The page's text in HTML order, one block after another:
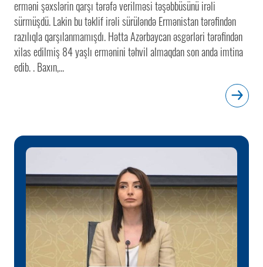
erməni şəxslərin qarşı tərəfə verilməsi təşəbbüsünü irəli
sürmüşdü. Lakin bu təklif irəli sürüləndə Ermənistan tərəfindən
razılıqla qarşılanmamışdı. Hətta Azərbaycan əsgərləri tərəfindən
xilas edilmiş 84 yaşlı ermənini təhvil almaqdan son anda imtina
edib. . Baxın,...